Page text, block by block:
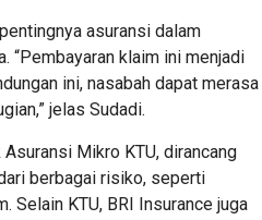
asuransi dalam
“Pembayaran klaim ini menjadi
ini, nasabah dapat merasa
jelas Sudadi.
Mikro KTU, dirancang
berbagai risiko, seperti
Selain KTU, BRI Insurance juga